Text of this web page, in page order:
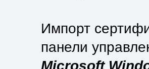
Импорт
панели
Microsoft